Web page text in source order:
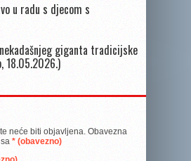
u radu s djecom s
giganta tradicijske
18.05.2026.)
neće biti objavljena. Obavezna
* (obavezno)